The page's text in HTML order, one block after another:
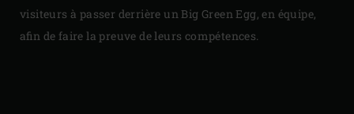
visiteurs à passer derrière un Big Green Egg, en équipe,
afin de faire la preuve de leurs compétences.